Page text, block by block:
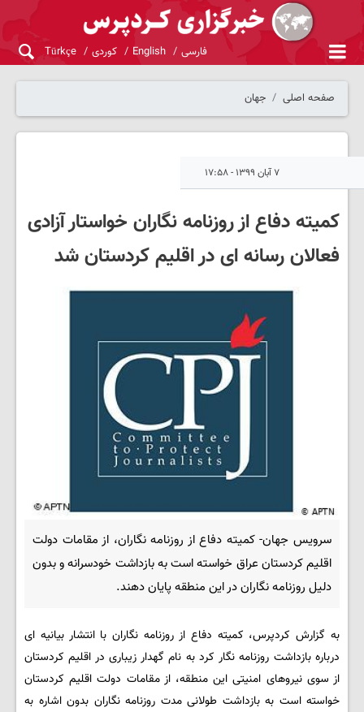
فارسی English کوردی Türkçe
صفحه اصلی جهان
۷ آبان ۱۳۹۹ - ۱۷:۵۸
کمیته دفاع از روزنامه نگاران خواستار آزادی
فعالان رسانه ای در اقلیم کردستان شد
سرویس جهان- کمیته دفاع از روزنامه نگاران، از مقامات دولت
اقلیم کردستان عراق خواسته است به بازداشت خودسرانه و بدون
دلیل روزنامه نگاران در این منطقه پایان دهند.
به گزارش کردپرس، کمیته دفاع از روزنامه نگاران با انتشار بیانیه ای
درباره بازداشت روزنامه نگار کرد به نام گهدار زیباری در اقلیم کردستان
از سوی نیروهای امنیتی این منطقه، از مقامات دولت اقلیم کردستان
خواسته است به بازداشت طولانی مدت روزنامه نگاران بدون اشاره به